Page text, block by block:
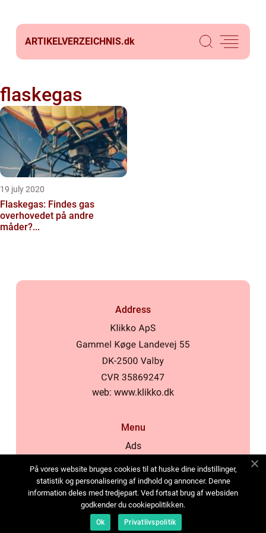
ARTIKELVERZEICHNIS.dk
flaskegas
19 july 2020
Flaskegas: Findes gas
overhovedet på andre
måder?...
Address
web: www.klikko.dk
Menu
Ads
Cookies
Contact
Sitemap
På vores website bruges cookies til at huske dine indstillinger,
statistik og personalisering af indhold og annoncer. Denne
information deles med tredjepart. Ved fortsat brug af websiden
godkender du cookiepolitikken.
Ok Privatlivspolitik